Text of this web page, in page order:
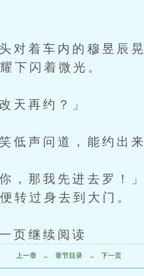
车内的穆昱辰晃
下闪着微光。
再约？」
问道，能约出来
我先进去罗！」
转过身去到大门。
继续阅读
上一章 ← 章节目录 → 下一页